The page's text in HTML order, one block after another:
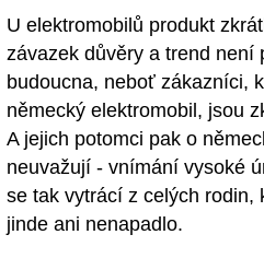
U elektromobilů produkt
závazek důvěry a trend není
budoucna, neboť zákazníci,
německý elektromobil, jsou
A jejich potomci pak o
neuvažují - vnímání vysoké
se tak vytrácí z celých rodin,
jinde ani nenapadlo.